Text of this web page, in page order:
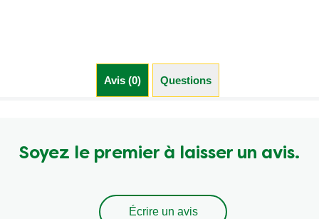
Avis (0) Questions (0)
Soyez le premier à laisser un avis.
Écrire un avis